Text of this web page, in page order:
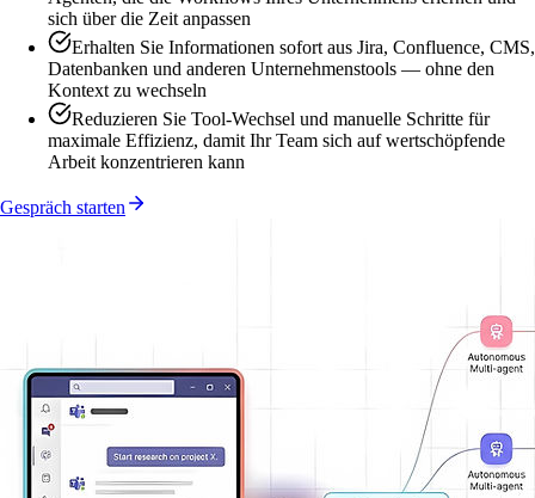
sich über die Zeit anpassen
Erhalten Sie Informationen sofort aus Jira, Confluence, CMS,
Datenbanken und anderen Unternehmenstools — ohne den
Kontext zu wechseln
Reduzieren Sie Tool-Wechsel und manuelle Schritte für
maximale Effizienz, damit Ihr Team sich auf wertschöpfende
Arbeit konzentrieren kann
Gespräch starten